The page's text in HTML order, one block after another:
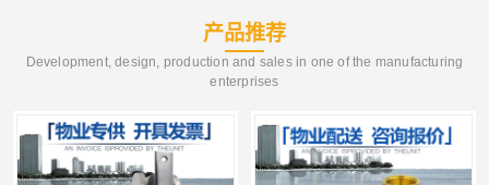
产品推荐
Development, design, production and sales in one of the manufacturing
enterprises